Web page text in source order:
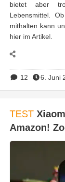
bietet aber
Lebensmittel.
mithalten kann
hier im Artikel.
12 6. Juni
TEST
Amazon!